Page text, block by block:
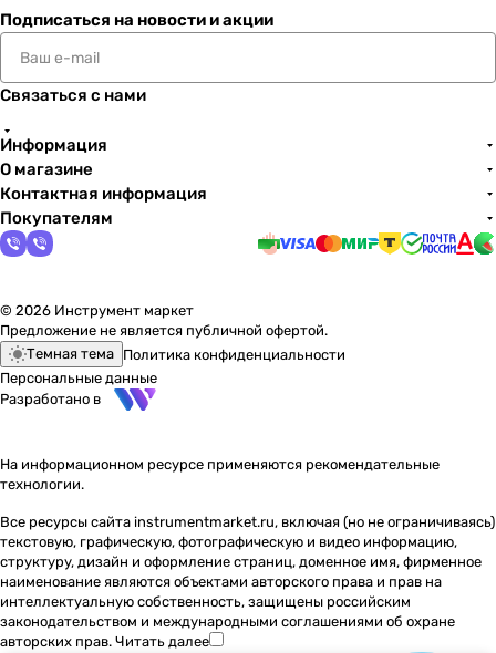
Подписаться на новости и акции
Связаться с нами
Информация
О магазине
Контактная информация
Покупателям
© 2026 Инструмент маркет
Предложение не является публичной офертой.
Темная тема Политика конфиденциальности
Персональные данные
Разработано в
На информационном ресурсе применяются рекомендательные
технологии.
Все ресурсы сайта instrumentmarket.ru, включая (но не ограничиваясь)
текстовую, графическую, фотографическую и видео информацию,
структуру, дизайн и оформление страниц, доменное имя, фирменное
наименование являются объектами авторского права и прав на
интеллектуальную собственность, защищены российским
законодательством и международными соглашениями об охране
авторских прав. Читать далее